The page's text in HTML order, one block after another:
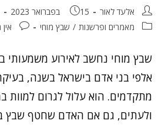
אלעד לאור
15 בפברואר 2023
מאמרים ופרשנות / שבץ מוחי
שבץ מוחי נחשב לאירוע משמעותי
אלפי בני אדם בישראל בשנה,
מתקדמים. הוא עלול לגרום למוות
ולעתים, גם אם האדם שחטף שבץ